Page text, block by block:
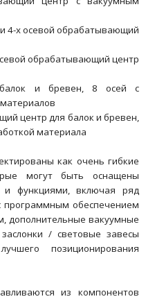
4-х осевой обрабатывающий
обрабатывающий центр
балок и бревен, 8 осей с
центр для балок и бревен,
материала
как очень гибкие
могут быть оснащены
и функциями, включая ряд
программным обеспечением
дополнительные вакуумные
/ световые завесы
позиционирования
из компонентов